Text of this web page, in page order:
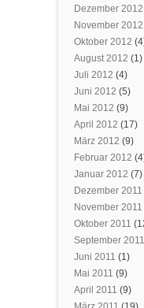
Dezember 2012
November 2012
Oktober 2012
August 2012 (1)
Juli 2012 (4)
Juni 2012 (5)
Mai 2012 (9)
April 2012 (17)
März 2012 (9)
Februar 2012
Januar 2012 (7)
Dezember 2011
November 2011
Oktober 2011
September 2011
Juni 2011 (1)
Mai 2011 (9)
April 2011 (9)